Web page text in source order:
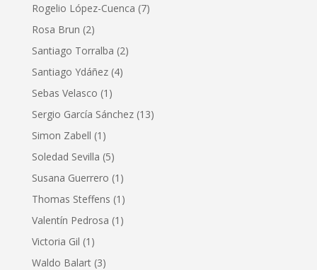
Rogelio López-Cuenca (7)
Rosa Brun (2)
Santiago Torralba (2)
Santiago Ydáñez (4)
Sebas Velasco (1)
Sergio García Sánchez (13)
Simon Zabell (1)
Soledad Sevilla (5)
Susana Guerrero (1)
Thomas Steffens (1)
Valentín Pedrosa (1)
Victoria Gil (1)
Waldo Balart (3)